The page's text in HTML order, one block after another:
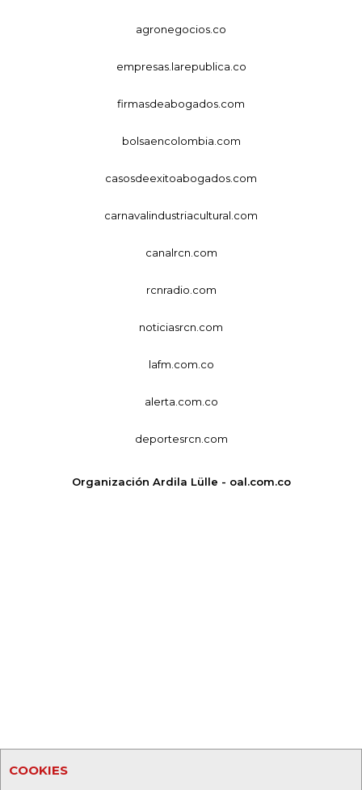
COOKIES
agronegocios.co
empresas.larepublica.co
firmasdeabogados.com
bolsaencolombia.com
casosdeexitoabogados.com
carnavalindustriacultural.com
canalrcn.com
rcnradio.com
noticiasrcn.com
lafm.com.co
alerta.com.co
deportesrcn.com
Organización Ardila Lülle - oal.com.co